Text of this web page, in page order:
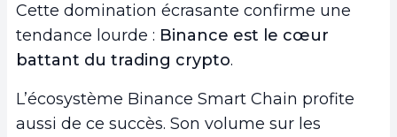
Cette domination écrasante confirme une
tendance lourde : Binance est le cœur
battant du trading crypto.
L’écosystème Binance Smart Chain profite
aussi de ce succès. Son volume sur les